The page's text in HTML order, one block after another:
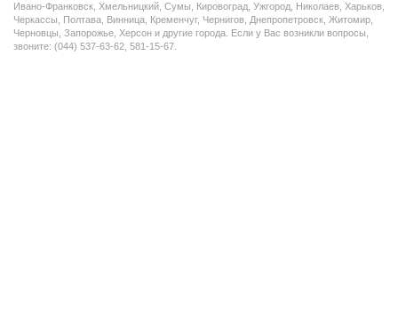
Ивано-Франковск, Хмельницкий, Сумы, Кировоград, Ужгород, Николаев, Харьков,
Черкассы, Полтава, Винница, Кременчуг, Чернигов, Днепропетровск, Житомир,
Черновцы, Запорожье, Херсон и другие города. Если у Вас возникли вопросы,
звоните: (044) 537-63-62, 581-15-67.